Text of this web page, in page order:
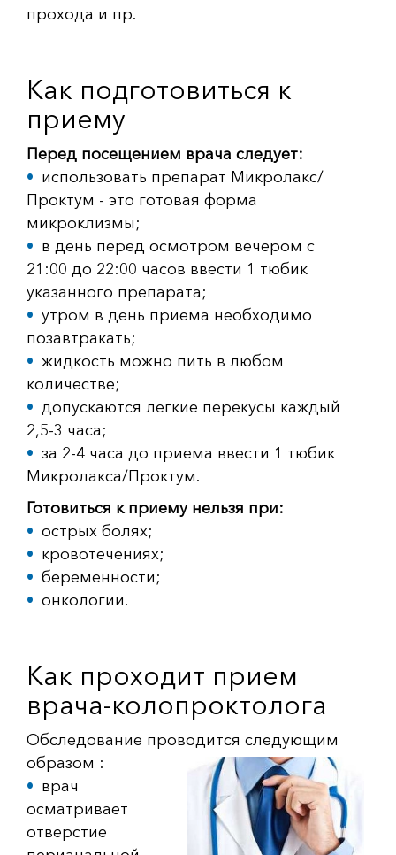
прохода и пр.
Как подготовиться к
приему
Перед посещением врача следует:
использовать препарат Микролакс/
Проктум - это готовая форма
микроклизмы;
в день перед осмотром вечером с
21:00 до 22:00 часов ввести 1 тюбик
указанного препарата;
утром в день приема необходимо
позавтракать;
жидкость можно пить в любом
количестве;
допускаются легкие перекусы каждый
2,5-3 часа;
за 2-4 часа до приема ввести 1 тюбик
Микролакса/Проктум.
Готовиться к приему нельзя при:
острых болях;
кровотечениях;
беременности;
онкологии.
Как проходит прием
врача-колопроктолога
Обследование проводится следующим
образом :
врач
осматривает
отверстие